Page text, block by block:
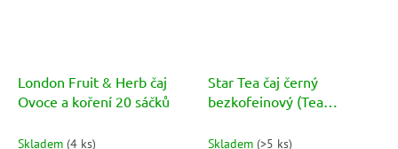
London Fruit & Herb čaj
Ovoce a koření 20 sáčků
Skladem (4 ks)
Star Tea čaj černý
bezkofeinový (Tea
Skladem (>5 ks)